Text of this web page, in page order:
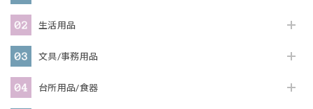
生活用品
文具/事務用品
台所用品/食器